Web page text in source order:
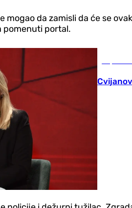
mogao da zamisli da će se
pomenuti portal.